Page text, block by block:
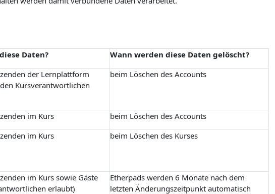
Daten?
Wann werden diese Daten gelöscht?
der Lernplattform
Kursverantwortlichen
beim Löschen des Accounts
im Kurs
beim Löschen des Accounts
im Kurs beim Löschen des Kurses
im Kurs sowie Gäste
erlaubt)
Etherpads werden 6 Monate nach dem
letzten Änderungszeitpunkt automatisch